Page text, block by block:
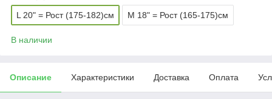
L 20" = Рост (175-182)см M 18" = Рост (165-175)см
В наличии
Описание Характеристики Доставка Оплата